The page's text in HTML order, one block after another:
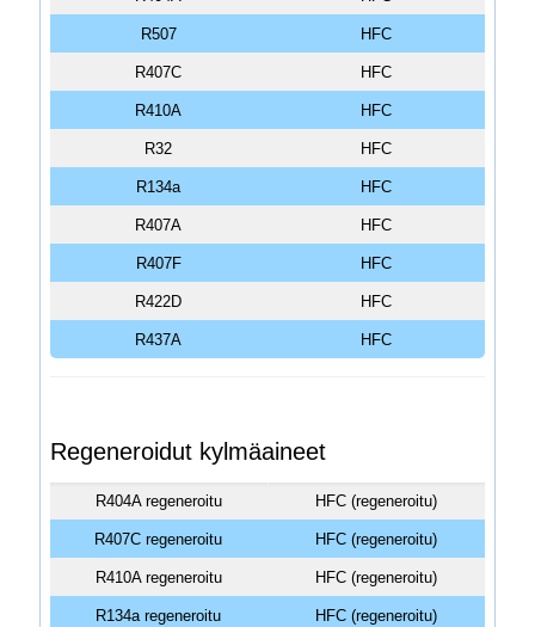
R507 HFC
R407C HFC
R410A HFC
R32 HFC
R134a HFC
R407A HFC
R407F HFC
R422D HFC
R437A HFC
Regeneroidut kylmäaineet
R404A regeneroitu HFC (regeneroitu)
R407C regeneroitu HFC (regeneroitu)
R410A regeneroitu HFC (regeneroitu)
R134a regeneroitu HFC (regeneroitu)